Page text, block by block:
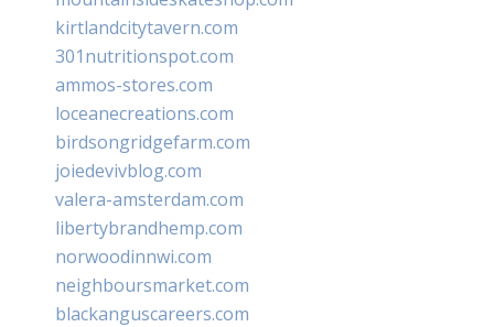
kirtlandcitytavern.com
301nutritionspot.com
ammos-stores.com
loceanecreations.com
birdsongridgefarm.com
joiedevivblog.com
valera-amsterdam.com
libertybrandhemp.com
norwoodinnwi.com
neighboursmarket.com
blackanguscareers.com